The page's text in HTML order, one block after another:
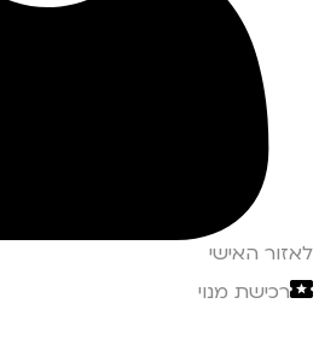
לאזור האישי
רכישת מנוי